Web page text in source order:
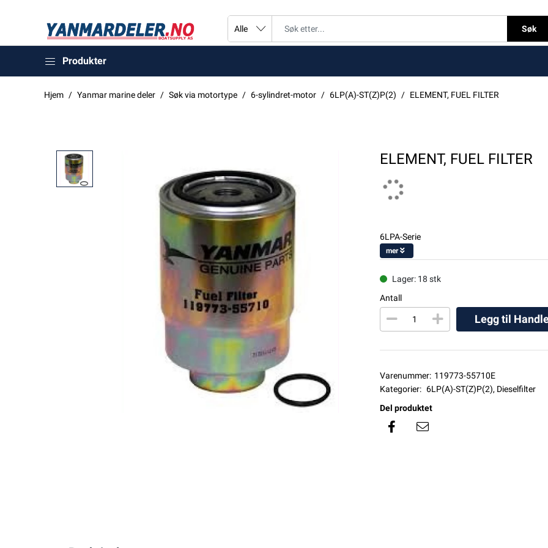
Søk
Produkter
Hjem Yanmar marine deler Søk via motortype 6-sylindret-motor 6LP(A)-ST(Z)P(2) ELEMENT, FUEL FILTER
ELEMENT, FUEL FILTER
6LPA-Serie
mer
Lager: 18 stk
Antall
Legg til
Varenummer: 119773-55710E
Kategorier: 6LP(A)-ST(Z)P(2), Dieselfilter
Del produktet